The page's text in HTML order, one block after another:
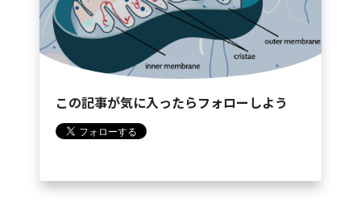
この記事が気に入ったらフォローしよう